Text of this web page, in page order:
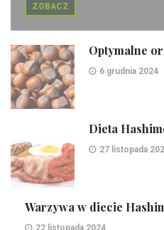
ZOBACZ
Optymalne
6 grudnia 2024
Dieta
27 listopada
Warzywa w diecie
22 listopada 2024